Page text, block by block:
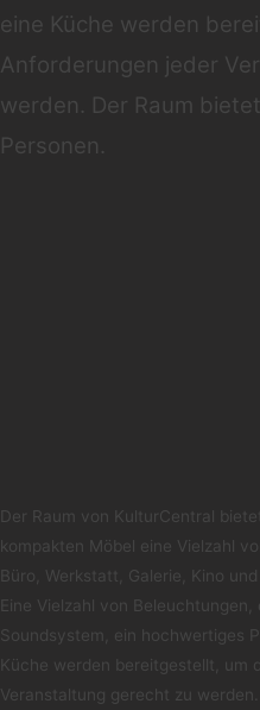
eine Küche werden
Anforderungen jeder
werden. Der Raum
Personen.
Der Raum von KulturCentral
kompakten Möbel eine Vielzahl
Büro, Werkstatt, Galerie, Kino und
Eine Vielzahl von
Soundsystem, ein hochwertiges
Küche werden bereitgestellt, um
Veranstaltung gerecht zu werden.